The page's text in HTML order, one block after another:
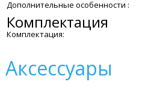
Дополнительные особенности :
Комплектация
Комплектация:
Аксессуары